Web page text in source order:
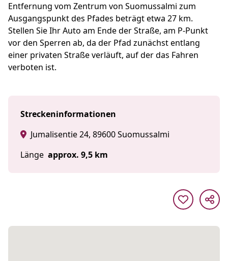
Entfernung vom Zentrum von Suomussalmi zum
Ausgangspunkt des Pfades beträgt etwa 27 km.
Stellen Sie Ihr Auto am Ende der Straße, am P-Punkt
vor den Sperren ab, da der Pfad zunächst entlang
einer privaten Straße verläuft, auf der das Fahren
verboten ist.
Streckeninformationen
Jumalisentie 24, 89600 Suomussalmi
Länge approx. 9,5 km